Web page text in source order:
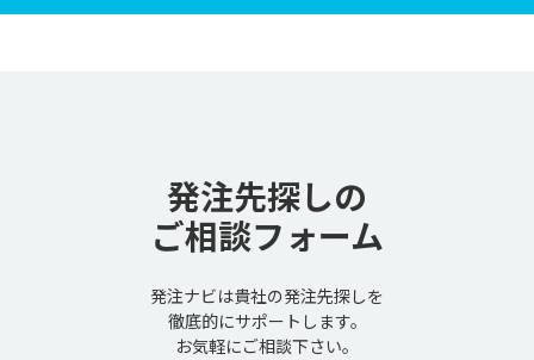
発注先探しの
ご相談フォーム
発注ナビは貴社の発注先探しを
徹底的にサポートします。
お気軽にご相談下さい。